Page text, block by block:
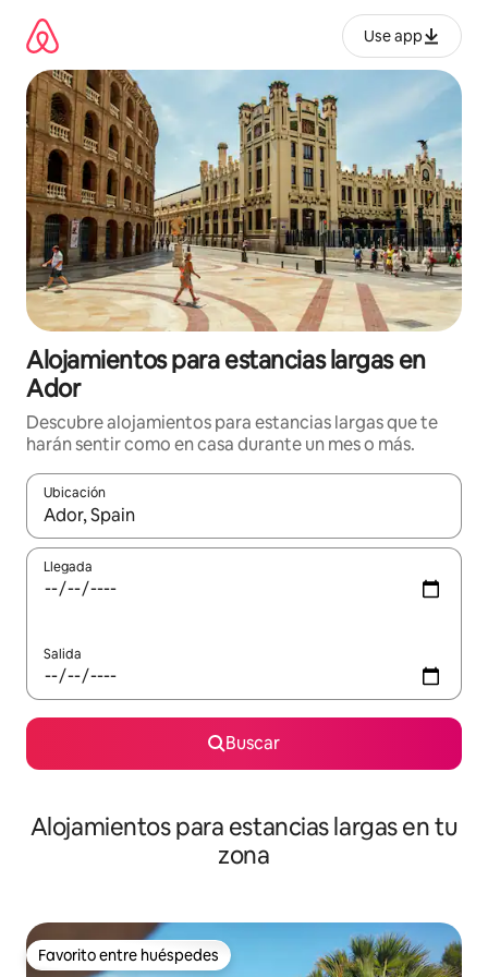
contenido
Use app
Alojamientos para estancias largas en
Ador
Descubre alojamientos para estancias largas que te
harán sentir como en casa durante un mes o más.
Ubicación
Cuando los resultados estén disponibles, podrás navegar
Llegada
Salida
Buscar
Alojamientos para estancias largas en tu
zona
Favorito entre huéspedes
Favorito entre huéspedes